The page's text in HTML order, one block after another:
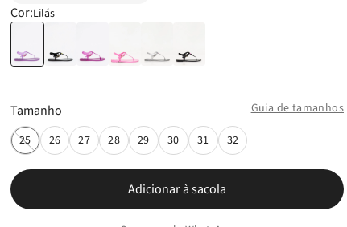
Cor:Lilás
Guia de tamanhos
Tamanho
25 26 27 28 29 30 31 32
Adicionar à sacola